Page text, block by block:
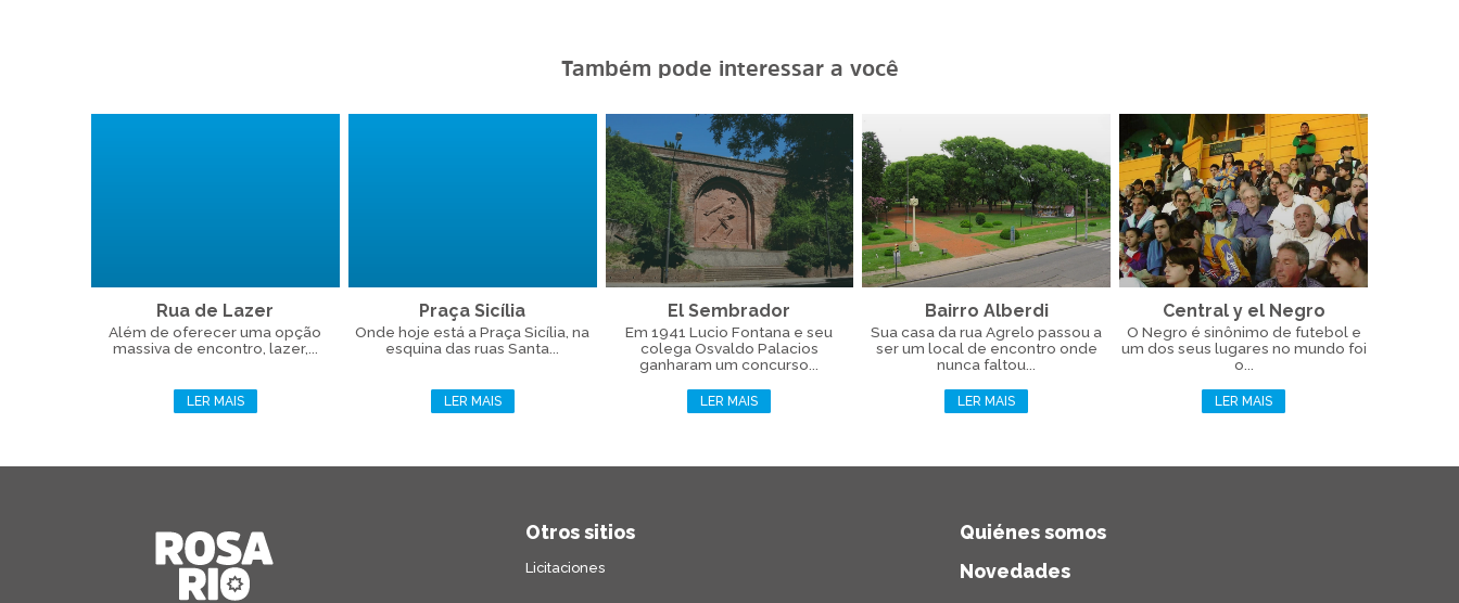
Também pode interessar a você
Rua de Lazer
Além de oferecer uma opção
massiva de encontro, lazer,...
LER MAIS
Praça Sicília
Onde hoje está a Praça Sicília, na
esquina das ruas Santa...
LER MAIS
El Sembrador
Em 1941 Lucio Fontana e seu
colega Osvaldo Palacios
ganharam um concurso...
LER MAIS
Bairro Alberdi
Sua casa da rua Agrelo passou a
ser um local de encontro onde
nunca faltou...
LER MAIS
Central y el Negro
O Negro é sinônimo de futebol e
um dos seus lugares no mundo foi
o...
LER MAIS
Otros sitios
Licitaciones
Quiénes somos
Novedades